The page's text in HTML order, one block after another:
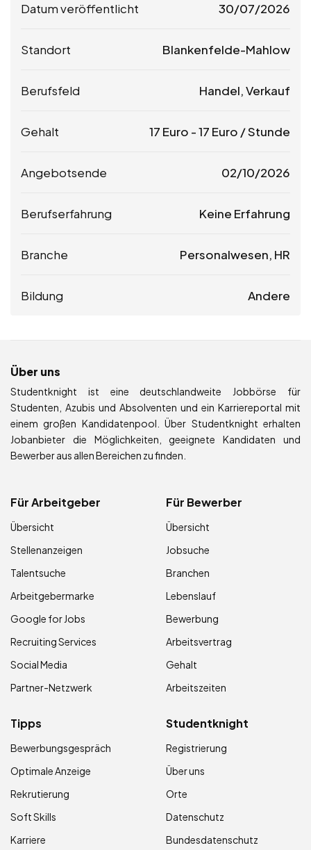
Datum veröffentlicht 30/07/2026
Standort Blankenfelde-Mahlow
Berufsfeld Handel, Verkauf
Gehalt 17 Euro -17 Euro / Stunde
Angebotsende 02/10/2026
Berufserfahrung Keine Erfahrung
Branche Personalwesen, HR
Bildung Andere
Über uns
Studentknight ist eine deutschlandweite Jobbörse für
Studenten, Azubis und Absolventen und ein Karriereportal mit
einem großen Kandidatenpool. Über Studentknight erhalten
Jobanbieter die Möglichkeiten, geeignete Kandidaten und
Bewerber aus allen Bereichen zu finden.
Für Arbeitgeber
Übersicht
Stellenanzeigen
Talentsuche
Arbeitgebermarke
Google for Jobs
Recruiting Services
Social Media
Partner-Netzwerk
Für Bewerber
Übersicht
Jobsuche
Branchen
Lebenslauf
Bewerbung
Arbeitsvertrag
Gehalt
Arbeitszeiten
Tipps
Bewerbungsgespräch
Optimale Anzeige
Rekrutierung
Soft Skills
Karriere
Studentknight
Registrierung
Über uns
Orte
Datenschutz
Bundesdatenschutz